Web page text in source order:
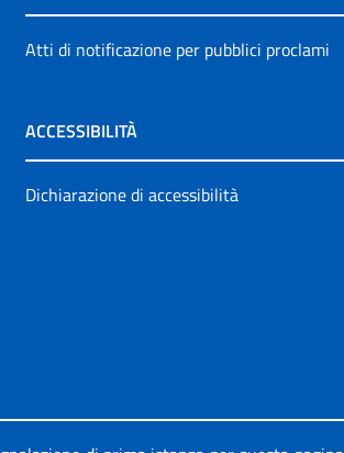
Atti di notificazione per pubblici proclami
ACCESSIBILITÀ
Dichiarazione di accessibilità